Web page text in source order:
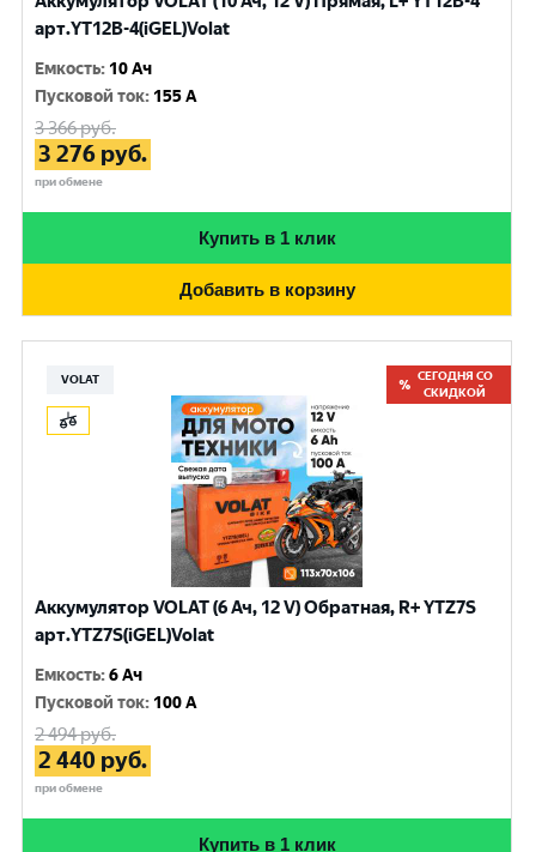
арт.YT12B-4(iGEL)Volat
Емкость: 10 Ач
Пусковой ток: 155 A
3 366руб.
3 276 руб.
при обмене
Купить в 1 клик
Добавить в корзину
VOLAT
СЕГОДНЯ СО
СКИДКОЙ
Аккумулятор VOLAT (6 Ач, 12 V) Обратная, R+ YTZ7S
арт.YTZ7S(iGEL)Volat
Емкость:6 Ач
Пусковой ток: 100 A
2 494руб.
2 440 руб.
при обмене
Купить в 1 клик